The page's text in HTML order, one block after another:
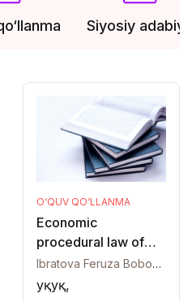
Siyosiy
O‘QUV QO‘LLANMA
Economic
procedural law of
the republic of
Uzbekistan
Ibratova Feruza Bobokulova,
Ҳуқуқ,